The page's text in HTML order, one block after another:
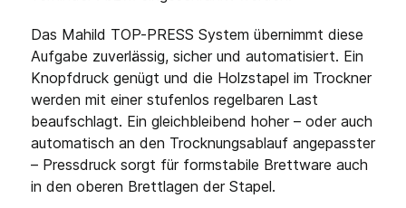
Das Mahild TOP-PRESS System übernimmt diese
Aufgabe zuverlässig, sicher und automatisiert. Ein
Knopfdruck genügt und die Holzstapel im Trockner
werden mit einer stufenlos regelbaren Last
beaufschlagt. Ein gleichbleibend hoher – oder auch
automatisch an den Trocknungsablauf angepasster
– Pressdruck sorgt für formstabile Brettware auch
in den oberen Brettlagen der Stapel.